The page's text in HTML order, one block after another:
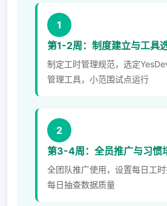
1
第1-2周：制度建立与工具
制定工时管理规范，选定
管理工具，小范围试点运行
2
第3-4周：全员推广与习惯
全团队推广使用，设置每日工
每日抽查数据质量